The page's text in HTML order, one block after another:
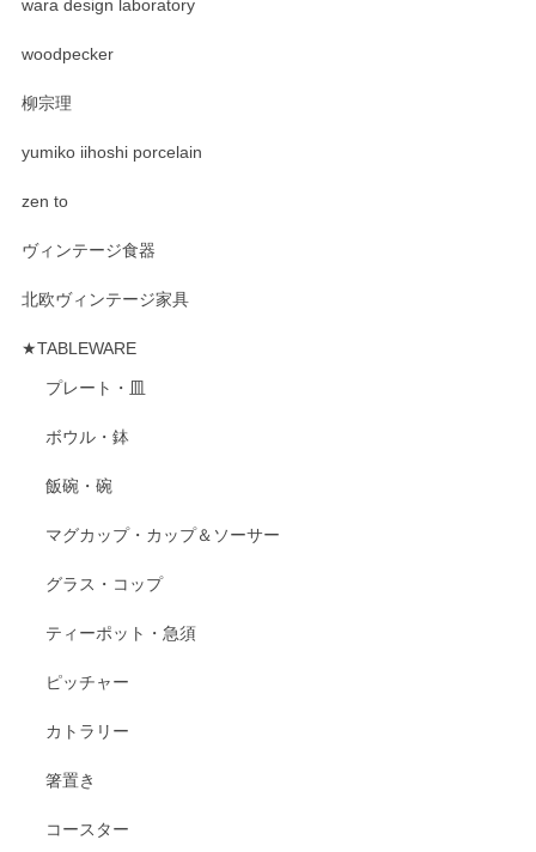
wara design laboratory
woodpecker
柳宗理
yumiko iihoshi porcelain
zen to
ヴィンテージ食器
北欧ヴィンテージ家具
★TABLEWARE
プレート・皿
ボウル・鉢
飯碗・碗
マグカップ・カップ＆ソーサー
グラス・コップ
ティーポット・急須
ピッチャー
カトラリー
箸置き
コースター